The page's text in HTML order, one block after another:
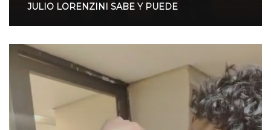
JULIO LORENZINI SABE Y PUEDE